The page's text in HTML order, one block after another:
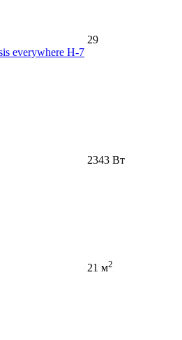
29
everywhere H-7
2343 Вт
21 м2